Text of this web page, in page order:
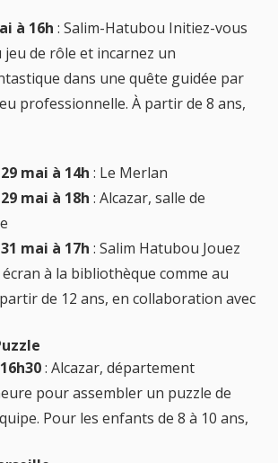
à 16h : Salim-Hatubou Initiez-vous
de rôle et incarnez un
dans une quête guidée par
professionnelle. À partir de 8 ans,
mai à 14h : Le Merlan
mai à 18h : Alcazar, salle de
mai à 17h : Salim Hatubou Jouez
à la bibliothèque comme au
de 12 ans, en collaboration avec
: Alcazar, département
pour assembler un puzzle de
Pour les enfants de 8 à 10 ans,